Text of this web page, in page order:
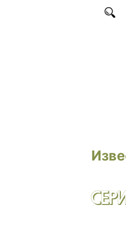
Перейти к основному